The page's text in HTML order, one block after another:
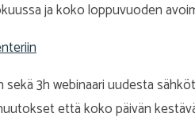
ja koko loppuvuoden
sekä 3h webinaari uudesta
että koko päivän